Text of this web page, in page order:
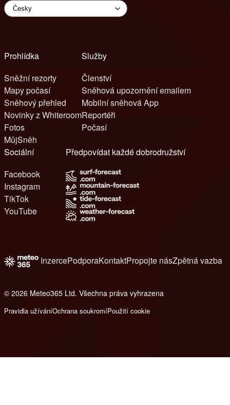
Prohlídka
Sněžní rezorty
Mapy počasí
Sněhový přehled
Novinky z Whiteroom
Fotos
MůjSněh
Služby
Členství
Sněhová upozornění emailem
Mobilní sněhová App
Reportéři
Počasí
Sociální
Facebook
Instagram
TikTok
YouTube
Předpovídat každé dobrodružství
InzercePodporaKontaktPropojte násZpětná vazba
© 2026 Meteo365 Ltd. Všechna práva vyhrazena
Pravidla užíváníOchrana soukromíPoužití cookie